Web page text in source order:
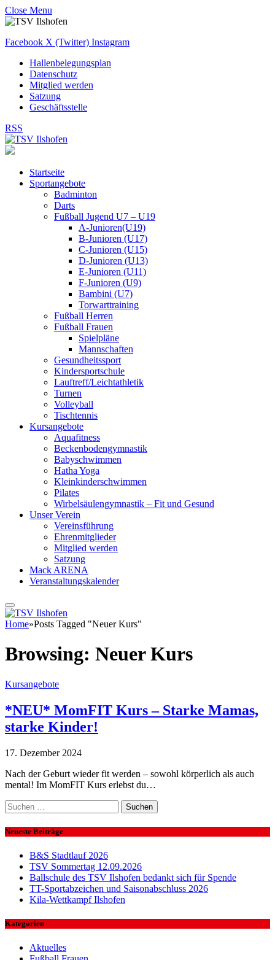
Close Menu
Facebook X (Twitter) Instagram
Hallenbelegungsplan
Datenschutz
Mitglied werden
Satzung
Geschäftsstelle
RSS
Startseite
Sportangebote
Badminton
Darts
Fußball Jugend U7 – U19
A-Junioren(U19)
B-Junioren (U17)
C-Junioren (U15)
D-Junioren (U13)
E-Junioren (U11)
F-Junioren (U9)
Bambini (U7)
Torwarttraining
Fußball Herren
Fußball Frauen
Spielpläne
Mannschaften
Gesundheitssport
Kindersportschule
Lauftreff/Leichtathletik
Turnen
Volleyball
Tischtennis
Kursangebote
Aquafitness
Beckenbodengymnastik
Babyschwimmen
Hatha Yoga
Kleinkinderschwimmen
Pilates
Wirbelsäulengymnastik – Fit und Gesund
Unser Verein
Vereinsführung
Ehrenmitglieder
Mitglied werden
Satzung
Mack ARENA
Veranstaltungskalender
Home»Posts Tagged "Neuer Kurs"
Browsing: Neuer Kurs
Kursangebote
*NEU* MomFIT Kurs – Starke Mamas,
starke Kinder!
17. Dezember 2024
Nach der Geburt wieder fit werden – sowohl körperlich als auch
mental! Im MomFIT Kurs erlebst du…
Suchen
nach:
Neueste Beiträge
B&S Stadtlauf 2026
TSV Sommertag 12.09.2026
Ballschule des TSV Ilshofen bedankt sich für Spende
TT-Sportabzeichen und Saisonabschluss 2026
Kila-Wettkampf Ilshofen
Kategorien
Aktuelles